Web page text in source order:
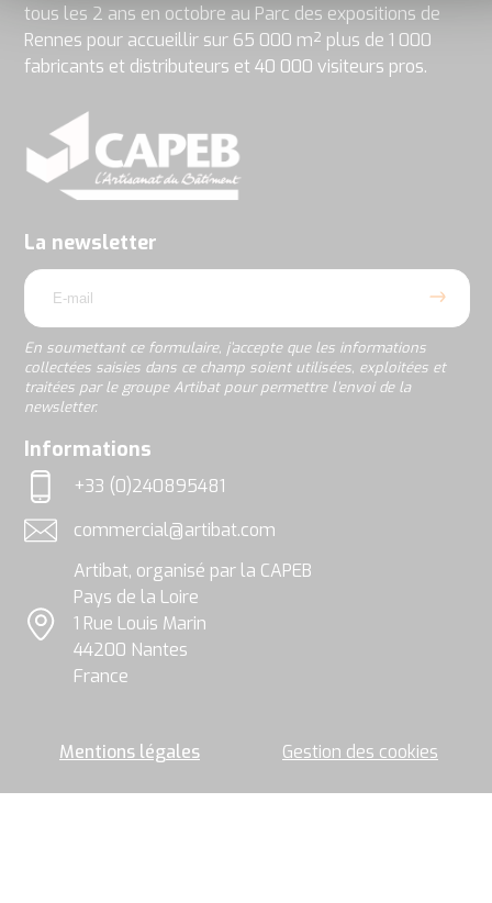
tous les 2 ans en octobre au Parc des expositions de
Rennes pour accueillir sur 65 000 m² plus de 1 000
fabricants et distributeurs et 40 000 visiteurs pros.
La newsletter
email
En soumettant ce formulaire, j’accepte que les informations
collectées saisies dans ce champ soient utilisées, exploitées et
traitées par le groupe Artibat pour permettre l’envoi de la
newsletter.
rgpd
En
soumettant
j’accepte
les
informations
dans
ce
champ
soient
exploitées
et
traitées
par
le
Artibat
permettre
l’envoi
Informations
Téléphone
+33 (0)240895481
Adresse email
commercial@artibat.com
Localisation
Artibat, organisé par la CAPEB
Pays de la Loire
1 Rue Louis Marin
44200 Nantes
France
Mentions légales Gestion des cookies